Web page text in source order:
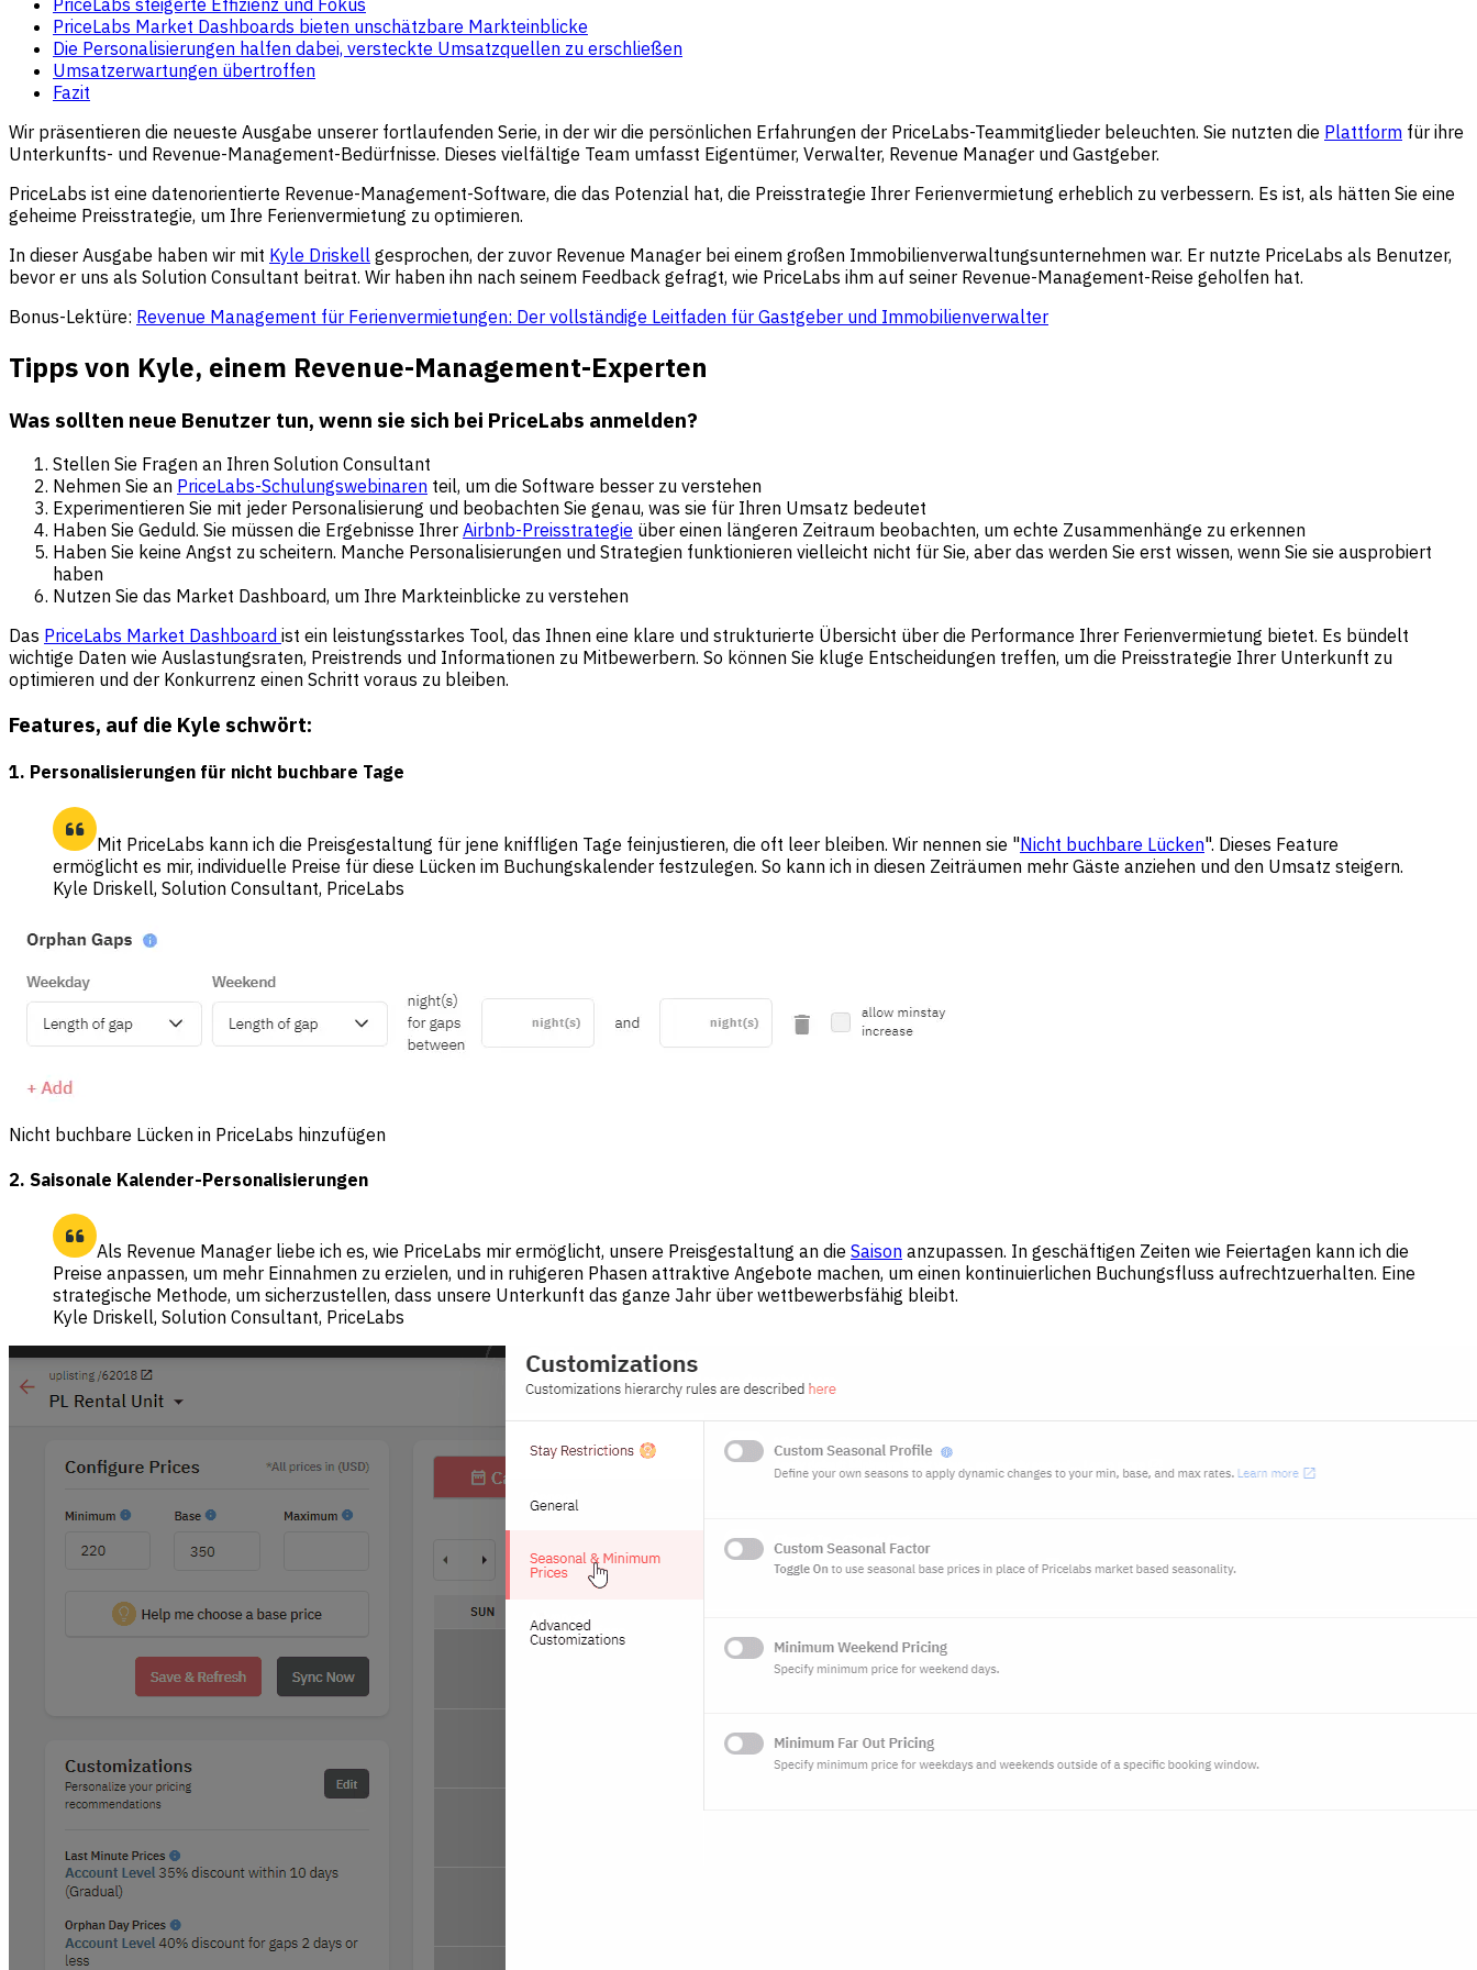
PriceLabs Market Dashboards bieten unschätzbare Markteinblicke
Die Personalisierungen halfen dabei, versteckte Umsatzquellen zu erschließen
Umsatzerwartungen übertroffen
Fazit
Wir präsentieren die neueste Ausgabe unserer fortlaufenden Serie, in der wir die persönlichen Erfahrungen der PriceLabs-Teammitglieder beleuchten. Sie nutzten die Plattform für ihre
Unterkunfts- und Revenue-Management-Bedürfnisse. Dieses vielfältige Team umfasst Eigentümer, Verwalter, Revenue Manager und Gastgeber.
PriceLabs ist eine datenorientierte Revenue-Management-Software, die das Potenzial hat, die Preisstrategie Ihrer Ferienvermietung erheblich zu verbessern. Es ist, als hätten Sie eine
geheime Preisstrategie, um Ihre Ferienvermietung zu optimieren.
In dieser Ausgabe haben wir mit Kyle Driskell gesprochen, der zuvor Revenue Manager bei einem großen Immobilienverwaltungsunternehmen war. Er nutzte PriceLabs als Benutzer,
bevor er uns als Solution Consultant beitrat. Wir haben ihn nach seinem Feedback gefragt, wie PriceLabs ihm auf seiner Revenue-Management-Reise geholfen hat.
Bonus-Lektüre: Revenue Management für Ferienvermietungen: Der vollständige Leitfaden für Gastgeber und Immobilienverwalter
Tipps von Kyle, einem Revenue-Management-Experten
Was sollten neue Benutzer tun, wenn sie sich bei PriceLabs anmelden?
Stellen Sie Fragen an Ihren Solution Consultant
Nehmen Sie an PriceLabs-Schulungswebinaren teil, um die Software besser zu verstehen
Experimentieren Sie mit jeder Personalisierung und beobachten Sie genau, was sie für Ihren Umsatz bedeutet
Haben Sie Geduld. Sie müssen die Ergebnisse Ihrer Airbnb-Preisstrategie über einen längeren Zeitraum beobachten, um echte Zusammenhänge zu erkennen
Haben Sie keine Angst zu scheitern. Manche Personalisierungen und Strategien funktionieren vielleicht nicht für Sie, aber das werden Sie erst wissen, wenn Sie sie ausprobiert
haben
Nutzen Sie das Market Dashboard, um Ihre Markteinblicke zu verstehen
Das PriceLabs Market Dashboard ist ein leistungsstarkes Tool, das Ihnen eine klare und strukturierte Übersicht über die Performance Ihrer Ferienvermietung bietet. Es bündelt
wichtige Daten wie Auslastungsraten, Preistrends und Informationen zu Mitbewerbern. So können Sie kluge Entscheidungen treffen, um die Preisstrategie Ihrer Unterkunft zu
optimieren und der Konkurrenz einen Schritt voraus zu bleiben.
Features, auf die Kyle schwört:
1. Personalisierungen für nicht buchbare Tage
Mit PriceLabs kann ich die Preisgestaltung für jene kniffligen Tage feinjustieren, die oft leer bleiben. Wir nennen sie "Nicht buchbare Lücken". Dieses Feature
ermöglicht es mir, individuelle Preise für diese Lücken im Buchungskalender festzulegen. So kann ich in diesen Zeiträumen mehr Gäste anziehen und den Umsatz steigern.
Kyle Driskell, Solution Consultant, PriceLabs
Nicht buchbare Lücken in PriceLabs hinzufügen
2. Saisonale Kalender-Personalisierungen
Als Revenue Manager liebe ich es, wie PriceLabs mir ermöglicht, unsere Preisgestaltung an die Saison anzupassen. In geschäftigen Zeiten wie Feiertagen kann ich die
Preise anpassen, um mehr Einnahmen zu erzielen, und in ruhigeren Phasen attraktive Angebote machen, um einen kontinuierlichen Buchungsfluss aufrechtzuerhalten. Eine
strategische Methode, um sicherzustellen, dass unsere Unterkunft das ganze Jahr über wettbewerbsfähig bleibt.
Kyle Driskell, Solution Consultant, PriceLabs